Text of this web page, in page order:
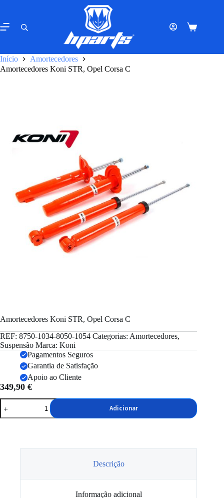
o
conteúdo
Carrinho
Início
Amortecedores
Amortecedores Koni STR, Opel Corsa C
Amortecedores Koni STR, Opel Corsa C
REF: 8750-1034-8050-1054 Categorias: Amortecedores,
Suspensão Marca: Koni
Pagamentos Seguros
Garantia de Satisfação
Apoio ao Cliente
349,90 €
Quantidade
de
Amortecedores
Adicionar
Descrição
Informação adicional